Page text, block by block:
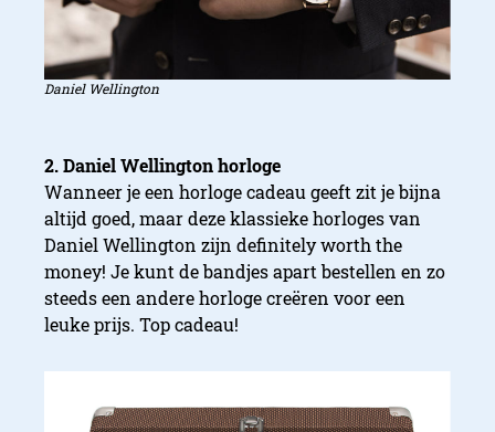
Daniel Wellington
2. Daniel Wellington horloge
Wanneer je een horloge cadeau geeft zit je bijna
altijd goed, maar deze klassieke horloges van
Daniel Wellington zijn definitely worth the
money! Je kunt de bandjes apart bestellen en zo
steeds een andere horloge creëren voor een
leuke prijs. Top cadeau!